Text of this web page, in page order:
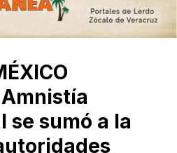
se sumó a la